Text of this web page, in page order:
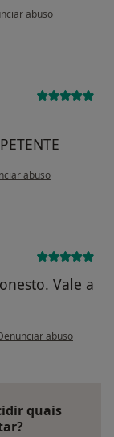
do utilizador Sandra
abuso
do utilizador
abuso
Vale a
opinião do utilizador
abuso
quais